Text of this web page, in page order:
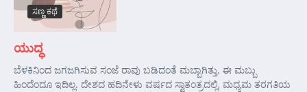
ಸಣ್ಣ ಕಥೆ
ಯುದ್ಧ
ಬೆಳಕಿನಿಂದ ಜಗಜಗಿಸುವ ಸಂಜೆ ರಾವು ಬಡಿದಂತೆ ಮಬ್ಬಾಗಿತ್ತು. ಈ ಮಬ್ಬು
ಹಿಂದೆಂದೂ ಇದಿಲ್ಲ. ದೇಶದ ಹದಿನೇಳು ವರ್ಷದ ಸ್ವಾತಂತ್ರದಲ್ಲಿ, ಮಧ್ಯಮ ತರಗತಿಯ